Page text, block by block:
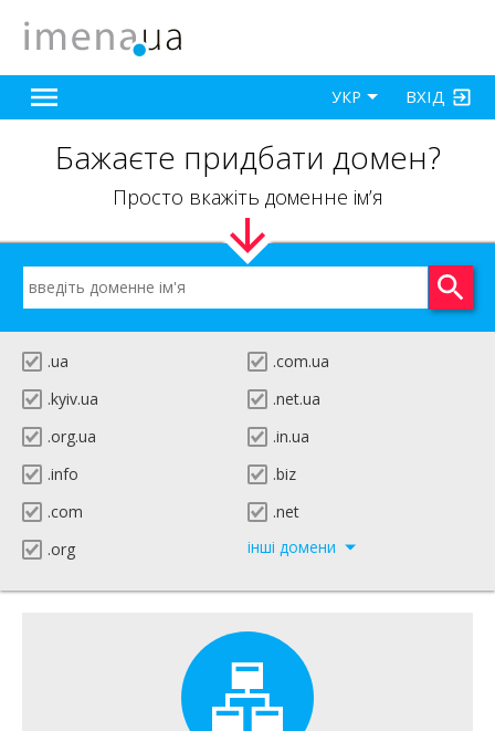
ВХІД
УКР
Бажаєте придбати домен?
Просто вкажіть доменне ім’я
.ua
.com.ua
.kyiv.ua
.net.ua
.org.ua
.in.ua
.info
.biz
.com
.net
.org
інші домени